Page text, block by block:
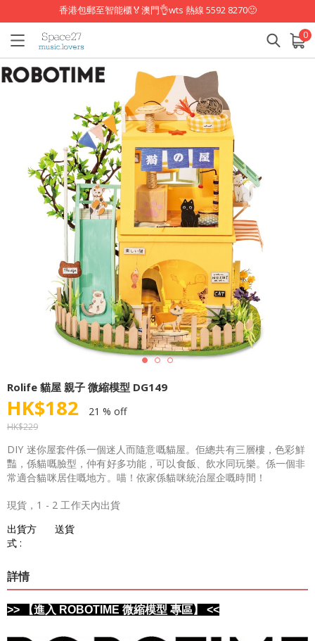
香港包郵至智能櫃🏅澳門👌wts 熱線 5592 8270🙂
0
已加入購物車 查看
Rolife 貓屋 親子 微縮模型 DG149
HK$182 21 % off
HK$229
DIY 迷你屋套件係一個迷人而隨意嘅貓屋。佢總共有三層樓，色彩鮮
豔，係貓嘅臉型，仲有好多功能，可以食飯、飲水同玩樂。係一個非
常適合貓咪居住嘅地方。喵！依家係貓咪統治屋企嘅時間！
現貨，1 - 2 工作天內出貨
出貨方
式 :
送貨
詳情
>> 【進入 ROBOTIME 微縮模型 專區】 <<